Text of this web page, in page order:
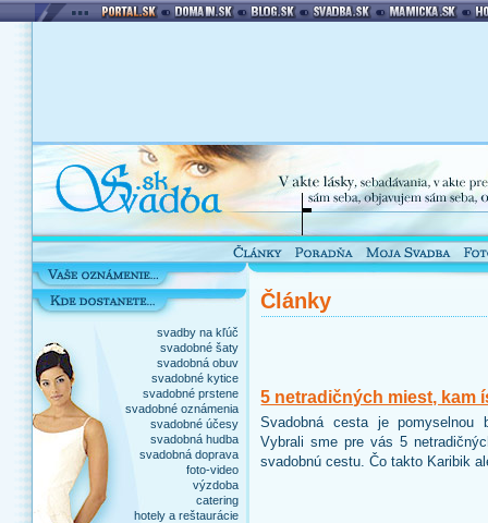
svadby na kľúč
svadobné šaty
svadobná obuv
svadobné kytice
svadobné prstene
svadobné oznámenia
svadobné účesy
svadobná hudba
svadobná doprava
foto-video
výzdoba
catering
hotely a reštaurácie
Články
5 netradičných miest, kam
Svadobná cesta je pomyselnou
Vybrali sme pre vás 5
svadobnú cestu. Čo takto Karibik